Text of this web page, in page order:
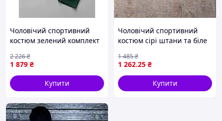
Чоловічий спортивний
костюм зелений комплект
однотонний sts Seli
1 879 ₴
2 226₴
Купити
Чоловічий спортивний
костюм сірі штани та біле
принтом на грудях
ART0204
1 262.25 ₴
1 485₴
Купити